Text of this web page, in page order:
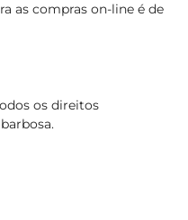
as compras on-line é de
os direitos